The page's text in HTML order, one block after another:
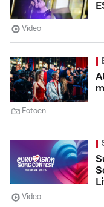
Video
Fotoen
Video